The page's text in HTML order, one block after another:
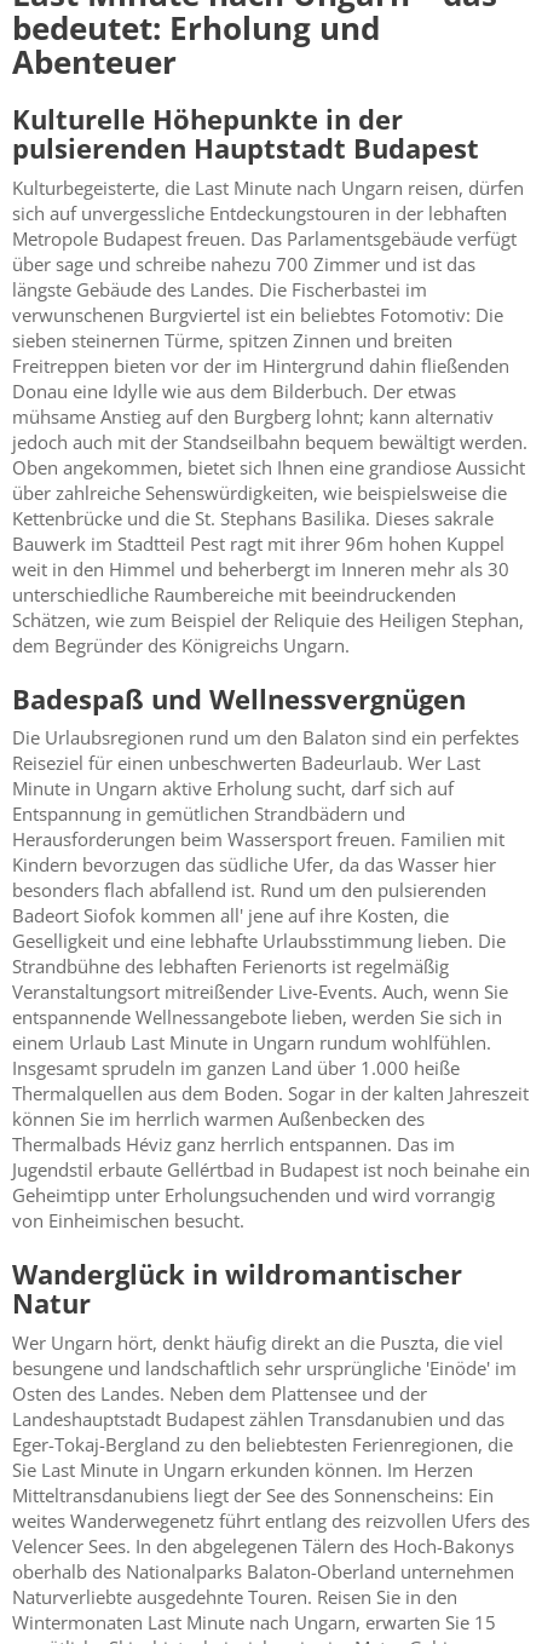
bedeutet: Erholung und
Abenteuer
Kulturelle Höhepunkte in der
pulsierenden Hauptstadt Budapest
Kulturbegeisterte, die Last Minute nach Ungarn reisen, dürfen
sich auf unvergessliche Entdeckungstouren in der lebhaften
Metropole Budapest freuen. Das Parlamentsgebäude verfügt
über sage und schreibe nahezu 700 Zimmer und ist das
längste Gebäude des Landes. Die Fischerbastei im
verwunschenen Burgviertel ist ein beliebtes Fotomotiv: Die
sieben steinernen Türme, spitzen Zinnen und breiten
Freitreppen bieten vor der im Hintergrund dahin fließenden
Donau eine Idylle wie aus dem Bilderbuch. Der etwas
mühsame Anstieg auf den Burgberg lohnt; kann alternativ
jedoch auch mit der Standseilbahn bequem bewältigt werden.
Oben angekommen, bietet sich Ihnen eine grandiose Aussicht
über zahlreiche Sehenswürdigkeiten, wie beispielsweise die
Kettenbrücke und die St. Stephans Basilika. Dieses sakrale
Bauwerk im Stadtteil Pest ragt mit ihrer 96m hohen Kuppel
weit in den Himmel und beherbergt im Inneren mehr als 30
unterschiedliche Raumbereiche mit beeindruckenden
Schätzen, wie zum Beispiel der Reliquie des Heiligen Stephan,
dem Begründer des Königreichs Ungarn.
Badespaß und Wellnessvergnügen
Die Urlaubsregionen rund um den Balaton sind ein perfektes
Reiseziel für einen unbeschwerten Badeurlaub. Wer Last
Minute in Ungarn aktive Erholung sucht, darf sich auf
Entspannung in gemütlichen Strandbädern und
Herausforderungen beim Wassersport freuen. Familien mit
Kindern bevorzugen das südliche Ufer, da das Wasser hier
besonders flach abfallend ist. Rund um den pulsierenden
Badeort Siofok kommen all' jene auf ihre Kosten, die
Geselligkeit und eine lebhafte Urlaubsstimmung lieben. Die
Strandbühne des lebhaften Ferienorts ist regelmäßig
Veranstaltungsort mitreißender Live-Events. Auch, wenn Sie
entspannende Wellnessangebote lieben, werden Sie sich in
einem Urlaub Last Minute in Ungarn rundum wohlfühlen.
Insgesamt sprudeln im ganzen Land über 1.000 heiße
Thermalquellen aus dem Boden. Sogar in der kalten Jahreszeit
können Sie im herrlich warmen Außenbecken des
Thermalbads Héviz ganz herrlich entspannen. Das im
Jugendstil erbaute Gellértbad in Budapest ist noch beinahe ein
Geheimtipp unter Erholungsuchenden und wird vorrangig
von Einheimischen besucht.
Wanderglück in wildromantischer
Natur
Wer Ungarn hört, denkt häufig direkt an die Puszta, die viel
besungene und landschaftlich sehr ursprüngliche 'Einöde' im
Osten des Landes. Neben dem Plattensee und der
Landeshauptstadt Budapest zählen Transdanubien und das
Eger-Tokaj-Bergland zu den beliebtesten Ferienregionen, die
Sie Last Minute in Ungarn erkunden können. Im Herzen
Mitteltransdanubiens liegt der See des Sonnenscheins: Ein
weites Wanderwegenetz führt entlang des reizvollen Ufers des
Velencer Sees. In den abgelegenen Tälern des Hoch-Bakonys
oberhalb des Nationalparks Balaton-Oberland unternehmen
Naturverliebte ausgedehnte Touren. Reisen Sie in den
Wintermonaten Last Minute nach Ungarn, erwarten Sie 15